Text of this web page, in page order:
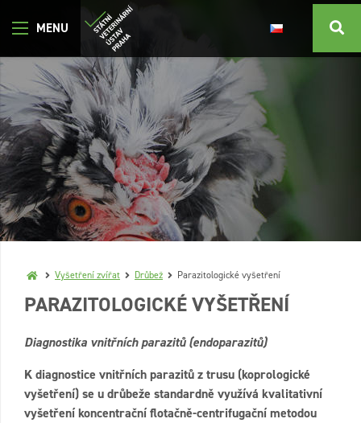
Vyšetření zvířat Drůbež Parazitologické vyšetření
PARAZITOLOGICKÉ VYŠETŘENÍ
Diagnostika vnitřních parazitů (endoparazitů)
K diagnostice vnitřních parazitů z trusu (koprologické
vyšetření) se u drůbeže standardně využívá kvalitativní
vyšetření koncentrační flotačně-centrifugační metodou